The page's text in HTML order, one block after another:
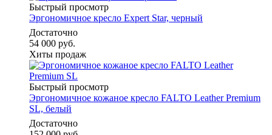
Быстрый просмотр
Эргономичное кресло Expert Star, черный
Достаточно
54 000 руб.
Хиты продаж
Быстрый просмотр
Эргономичное кожаное кресло FALTO Leather Premium
SL, белый
Достаточно